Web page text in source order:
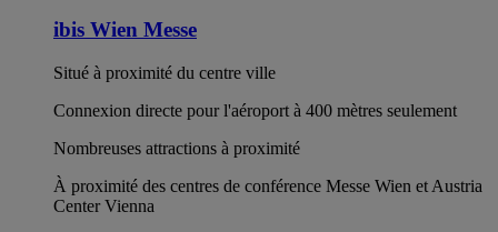
ibis Wien Messe
Situé à proximité du centre ville
Connexion directe pour l'aéroport à 400 mètres seulement
Nombreuses attractions à proximité
À proximité des centres de conférence Messe Wien et Austria
Center Vienna